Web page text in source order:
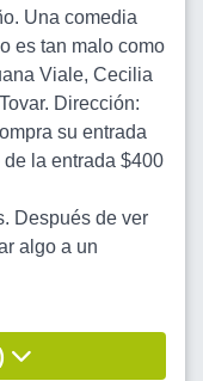
Una comedia
es tan malo como
Viale, Cecilia
Dirección:
su entrada
la entrada $400
Después de ver
algo a un